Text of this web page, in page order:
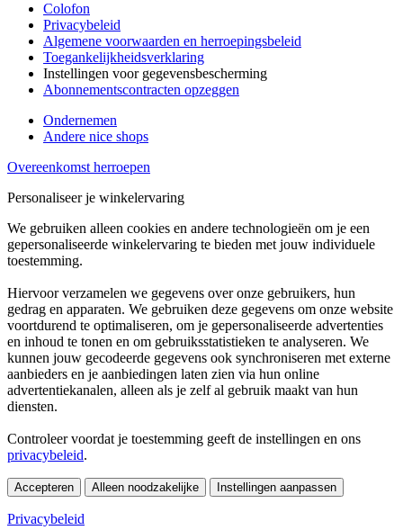
Colofon
Privacybeleid
Algemene voorwaarden en herroepingsbeleid
Toegankelijkheidsverklaring
Instellingen voor gegevensbescherming
Abonnementscontracten opzeggen
Ondernemen
Andere nice shops
Overeenkomst herroepen
Personaliseer je winkelervaring
We gebruiken alleen cookies en andere technologieën om je een
gepersonaliseerde winkelervaring te bieden met jouw individuele
toestemming.
Hiervoor verzamelen we gegevens over onze gebruikers, hun
gedrag en apparaten. We gebruiken deze gegevens om onze website
voortdurend te optimaliseren, om je gepersonaliseerde advertenties
en inhoud te tonen en om gebruiksstatistieken te analyseren. We
kunnen jouw gecodeerde gegevens ook synchroniseren met externe
aanbieders en je aanbiedingen laten zien via hun online
advertentiekanalen, alleen als je zelf al gebruik maakt van hun
diensten.
Controleer voordat je toestemming geeft de instellingen en ons
privacybeleid.
Accepteren Alleen noodzakelijke Instellingen aanpassen
Privacybeleid